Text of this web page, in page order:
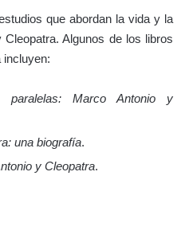
que abordan la vida y la
Algunos de los libros
incluyen:
paralelas: Marco Antonio y
una biografía.
y Cleopatra.